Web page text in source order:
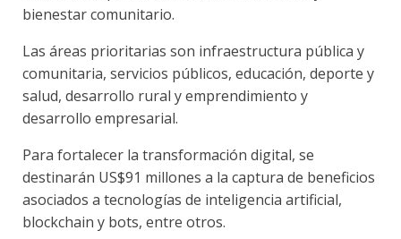
bienestar comunitario.
Las áreas prioritarias son infraestructura pública y
comunitaria, servicios públicos, educación, deporte y
salud, desarrollo rural y emprendimiento y
desarrollo empresarial.
Para fortalecer la transformación digital, se
destinarán US$91 millones a la captura de beneficios
asociados a tecnologías de inteligencia artificial,
blockchain y bots, entre otros.